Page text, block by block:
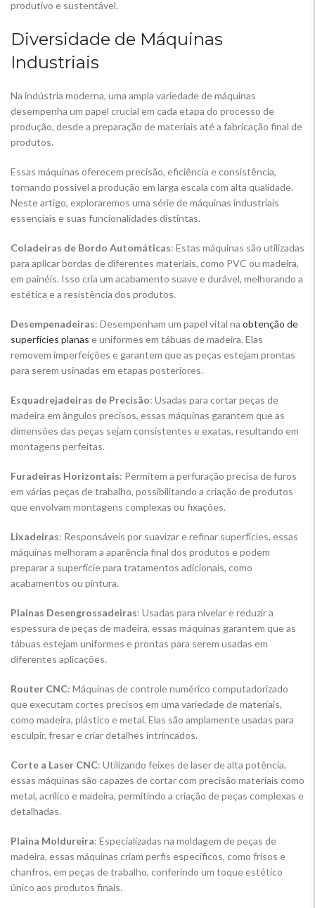
produtivo e sustentável.
Diversidade de Máquinas
Industriais
Na indústria moderna, uma ampla variedade de máquinas
desempenha um papel crucial em cada etapa do processo de
produção, desde a preparação de materiais até a fabricação final de
produtos.
Essas máquinas oferecem precisão, eficiência e consistência,
tornando possível a produção em larga escala com alta qualidade.
Neste artigo, exploraremos uma série de máquinas industriais
essenciais e suas funcionalidades distintas.
Coladeiras de Bordo Automáticas: Estas máquinas são utilizadas
para aplicar bordas de diferentes materiais, como PVC ou madeira,
em painéis. Isso cria um acabamento suave e durável, melhorando a
estética e a resistência dos produtos.
Desempenadeiras: Desempenham um papel vital na obtenção de
superfícies planas e uniformes em tábuas de madeira. Elas
removem imperfeições e garantem que as peças estejam prontas
para serem usinadas em etapas posteriores.
Esquadrejadeiras de Precisão: Usadas para cortar peças de
madeira em ângulos precisos, essas máquinas garantem que as
dimensões das peças sejam consistentes e exatas, resultando em
montagens perfeitas.
Furadeiras Horizontais: Permitem a perfuração precisa de furos
em várias peças de trabalho, possibilitando a criação de produtos
que envolvam montagens complexas ou fixações.
Lixadeiras: Responsáveis por suavizar e refinar superfícies, essas
máquinas melhoram a aparência final dos produtos e podem
preparar a superfície para tratamentos adicionais, como
acabamentos ou pintura.
Plainas Desengrossadeiras: Usadas para nivelar e reduzir a
espessura de peças de madeira, essas máquinas garantem que as
tábuas estejam uniformes e prontas para serem usadas em
diferentes aplicações.
Router CNC: Máquinas de controle numérico computadorizado
que executam cortes precisos em uma variedade de materiais,
como madeira, plástico e metal. Elas são amplamente usadas para
esculpir, fresar e criar detalhes intrincados.
Corte a Laser CNC: Utilizando feixes de laser de alta potência,
essas máquinas são capazes de cortar com precisão materiais como
metal, acrílico e madeira, permitindo a criação de peças complexas e
detalhadas.
Plaina Moldureira: Especializadas na moldagem de peças de
madeira, essas máquinas criam perfis específicos, como frisos e
chanfros, em peças de trabalho, conferindo um toque estético
único aos produtos finais.